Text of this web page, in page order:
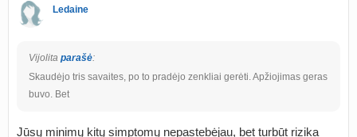
Ledaine
Vijolita parašė:
Skaudėjo tris savaites, po to pradėjo zenkliai gerėti. Apžiojimas geras
buvo. Bet
Jūsų minimų kitų simptomų nepastebėjau, bet turbūt rizika